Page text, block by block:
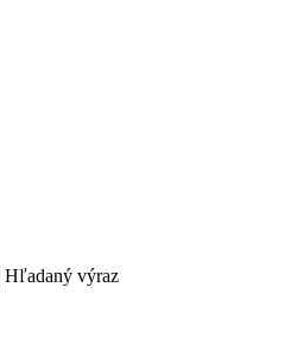
Hľadaný výraz